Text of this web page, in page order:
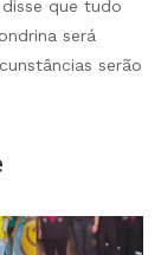
que tudo
será
serão